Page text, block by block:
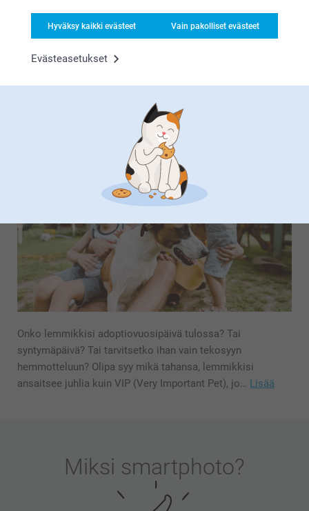
Hyväksy kaikki evästeet Vain pakolliset evästeet
Evästeasetukset
lahjadesigneihimme. Lisää nimiä, kuvia, sisäpiirivitsejä tai
Karvaisen kaverisi juhlahetki
Onko lemmikkisi adoptiovuosipäivä tulossa? Tai
syntymäpäivä? Tai tarvitsetko ihan vain tekosyyn
hemmotteluun? Olipa syy mikä tahansa, lemmikkisi
ansaitsee juhlia kuin VIP (Very Important Pet), jo… Lisää
Miksi smartphoto?